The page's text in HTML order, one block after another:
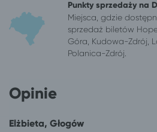
Punkty sprzedaży na
Miejsca, gdzie
sprzedaż biletów
Góra, Kudowa-Zdrój,
Polanica-Zdrój.
Opinie
Elżbieta, Głogów